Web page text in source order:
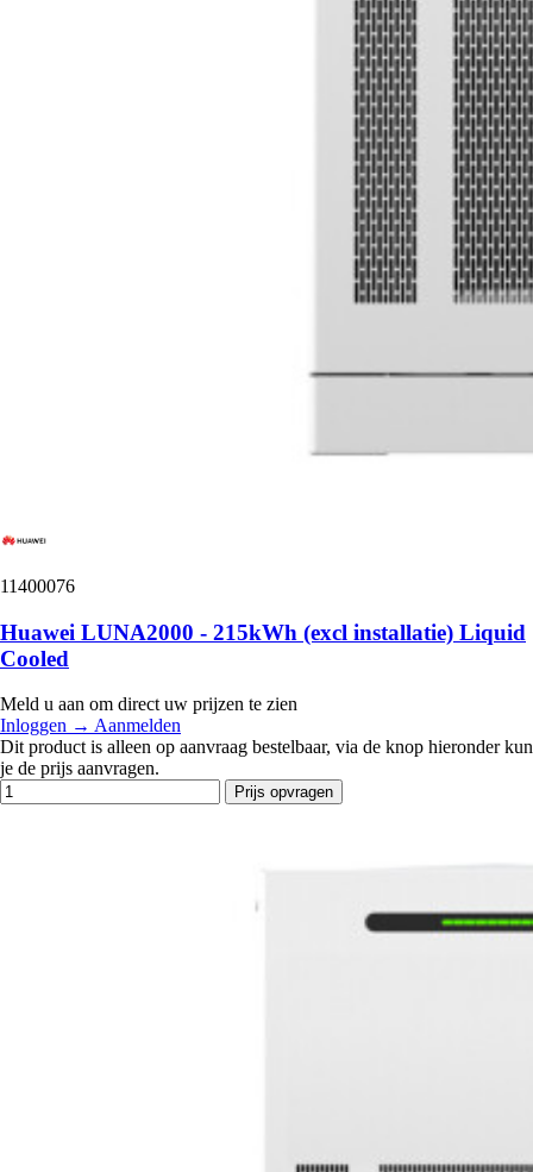
11400076
Huawei LUNA2000 - 215kWh (excl installatie) Liquid
Cooled
Meld u aan om direct uw prijzen te zien
Inloggen → Aanmelden
Dit product is alleen op aanvraag bestelbaar, via de knop hieronder kun
je de prijs aanvragen.
Prijs opvragen